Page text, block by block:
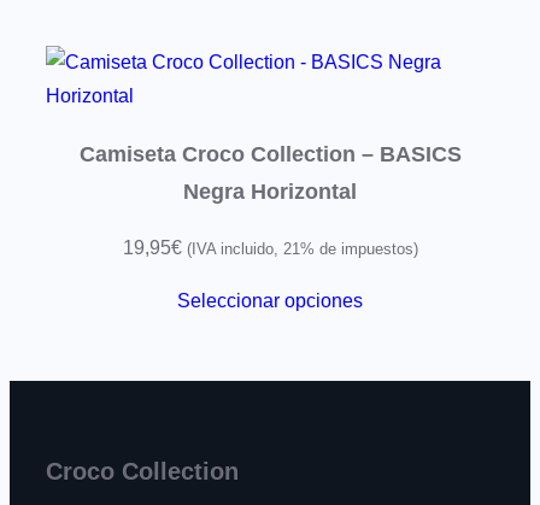
Camiseta Croco Collection – BASICS
Negra Horizontal
19,95€ (IVA incluido, 21% de impuestos)
Seleccionar opciones
Croco Collection